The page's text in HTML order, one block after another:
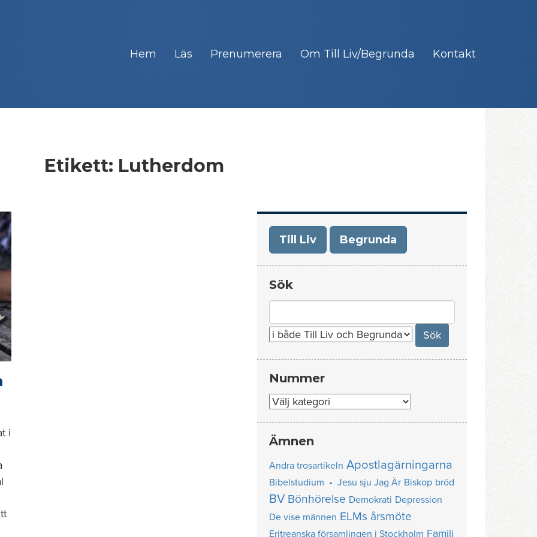
Hem Läs Prenumerera Om Till Liv/Begrunda Kontakt
Etikett: Lutherdom
i
Till Liv Begrunda
Sök
for:
Nummer
Nummer
Ämnen
Andra trosartikeln Apostlagärningarna
Bibelstudium • Jesu sju Jag Är Biskop bröd
BV Bönhörelse Demokrati Depression
De vise männen ELMs årsmöte
Eritreanska församlingen i Stockholm Familj